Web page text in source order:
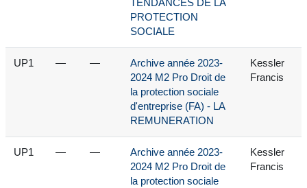
TENDANCES DE LA
PROTECTION
SOCIALE
UP1 — —
Archive année 2023-
2024 M2 Pro Droit de
la protection sociale
d'entreprise (FA) - LA
REMUNERATION
Kessler
Francis
UP1 — —
Archive année 2023-
2024 M2 Pro Droit de
la protection sociale
Kessler
Francis